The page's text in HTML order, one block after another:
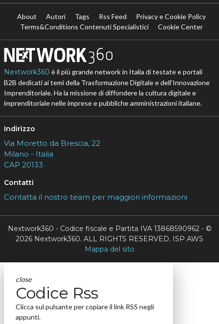
About Autori Tags Rss Feed
Privacy e Cookie Policy
Terms&Conditions Contenuti Specialistici
Cookie Center
Nextwork360 è il più grande network in Italia di testate e portali
B2B dedicati ai temi della Trasformazione Digitale e dell’Innovazione
Imprenditoriale. Ha la missione di diffondere la cultura digitale e
imprenditoriale nelle imprese e pubbliche amministrazioni italiane.
Indirizzo
Via Moretto da Brescia, 22
Milano - Italia
CAP 20133
Contatti
Contatta il nostro team per maggiori informazioni
Nextwork360 - Codice fiscale e Partita IVA 13868590962 - ©
2026 Nextwork360. ALL RIGHTS RESERVED. ISP AWS
Mappa del sito
close
Codice Rss
Clicca sul pulsante per copiare il link RSS negli
appunti.